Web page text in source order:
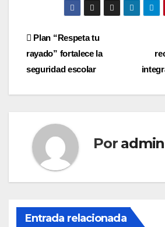
Navegación
de
entradas
Plan “Respeta tu
rayado” fortalece la
seguridad escolar
Por admin
Entrada relacionada